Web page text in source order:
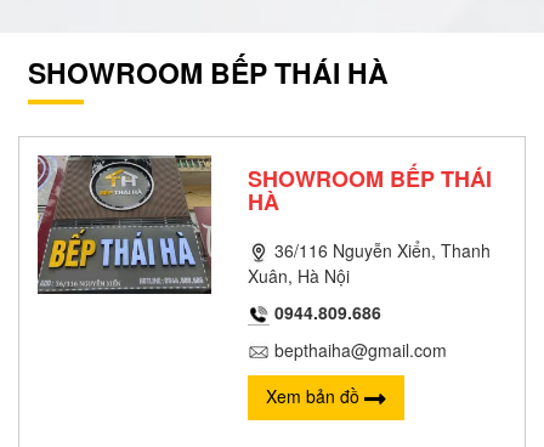
SHOWROOM BẾP THÁI HÀ
SHOWROOM BẾP THÁI
HÀ
36/116 Nguyễn Xiển, Thanh
Xuân, Hà Nội
0944.809.686
bepthaiha@gmail.com
Xem bản đồ